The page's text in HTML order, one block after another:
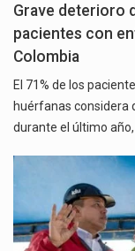
Grave deterioro
pacientes con
Colombia
El 71% de los
huérfanas considera
durante el último